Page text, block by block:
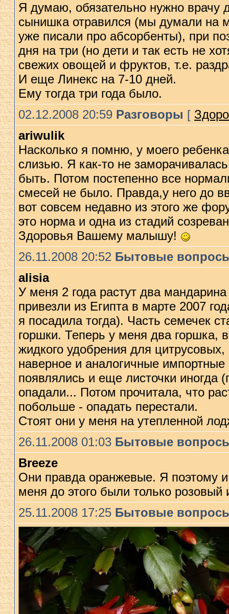
Я думаю, обязательно нужно врачу
сынишка отравился (мы думали на
уже писали про абсорбенты), при
дня на три (но дети и так есть не
свежих овощей и фруктов, т.е.
И еще Линекс на 7-10 дней.
Ему тогда три года было.
02.12.2008 20:59 Разговоры [
ariwulik
Насколько я помню, у моего
слизью. Я как-то не
быть. Потом постепенно все
смесей не было. Правда,у него до
вот совсем недавно из этого же
это норма и одна из стадий
Здоровья Вашему малышу!
26.11.2008 20:52 Бытовые
alisia
У меня 2 года растут два
привезли из Египта в марте 2007
я посадила тогда). Часть семечек
горшки. Теперь у меня два
жидкого удобрения для
наверное и аналогичные
появлялись и еще листочки иногда
опадали... Потом прочитала, что
побольше - опадать перестали.
Стоят они у меня на утепленной
26.11.2008 01:03 Бытовые
Breeze
Они правда оранжевые. Я поэтому и
меня до этого были только
25.11.2008 17:25 Бытовые